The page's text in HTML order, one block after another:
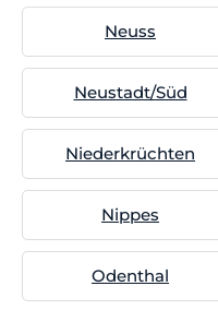
Neuss
Neustadt/Süd
Niederkrüchten
Nippes
Odenthal